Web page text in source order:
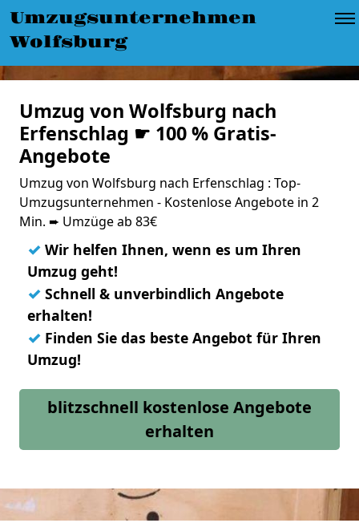
Umzugsunternehmen
Wolfsburg
Umzug von Wolfsburg nach
Erfenschlag ☛ 100 % Gratis-
Angebote
Umzug von Wolfsburg nach Erfenschlag : Top-
Umzugsunternehmen - Kostenlose Angebote in 2
Min. ➨ Umzüge ab 83€
✓ Wir helfen Ihnen, wenn es um Ihren
Umzug geht!
✓ Schnell & unverbindlich Angebote
erhalten!
✓ Finden Sie das beste Angebot für Ihren
Umzug!
blitzschnell kostenlose Angebote
erhalten